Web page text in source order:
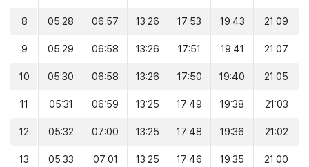
8 05:28 06:57 13:26 17:53 19:43 21:09
9 05:29 06:58 13:26 17:51 19:41 21:07
10 05:30 06:58 13:26 17:50 19:40 21:05
11 05:31 06:59 13:25 17:49 19:38 21:03
12 05:32 07:00 13:25 17:48 19:36 21:02
13 05:33 07:01 13:25 17:46 19:35 21:00